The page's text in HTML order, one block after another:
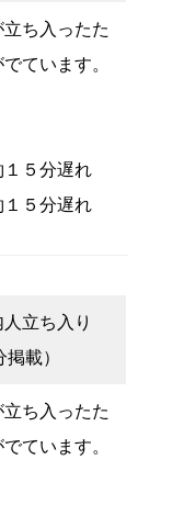
ち入ったた
ています。
５分遅れ
５分遅れ
人立ち入り
載）
ち入ったた
ています。